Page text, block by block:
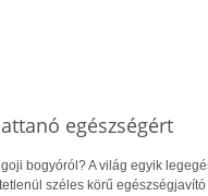
egészségért
bogyóról? A világ egyik
széles körű